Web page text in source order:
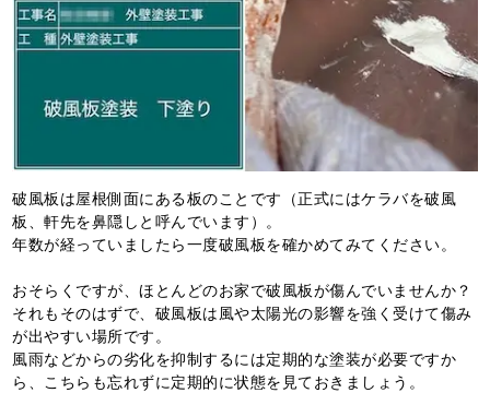
破風板は屋根側面にある板のことです（正式にはケラバを破風
板、軒先を鼻隠しと呼んでいます）。
年数が経っていましたら一度破風板を確かめてみてください。
おそらくですが、ほとんどのお家で破風板が傷んでいませんか？
それもそのはずで、破風板は風や太陽光の影響を強く受けて傷み
が出やすい場所です。
風雨などからの劣化を抑制するには定期的な塗装が必要ですか
ら、こちらも忘れずに定期的に状態を見ておきましょう。